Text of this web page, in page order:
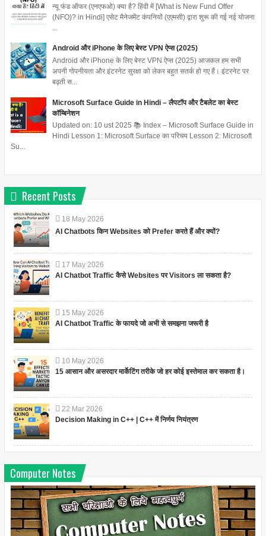
न्यू फंड ऑफर (एनएफओ) क्या है? हिंदी में [What is New Fund Offer
(NFO)? in Hindi] एसेट मैनेजमेंट कंपनियों (एएमसी) द्वारा शुरू की गई नई योजना
Android और iPhone के लिए बेस्ट VPN ऐप्स (2025)
Android और iPhone के लिए बेस्ट VPN ऐप्स (2025) आजकल हम सभी
अपनी गोपनीयता और इंटरनेट सुरक्षा को लेकर बहुत सतर्क हो गए हैं। इंटरनेट पर
बढ़ती स...
Microsoft Surface Guide in Hindi – लैपटॉप और टैबलेट का बेस्ट
कॉम्बिनेशन
Updated on: 10 ust 2025 📚 Index – Microsoft Surface Guide in
Hindi Lesson 1: Microsoft Surface का परिचय Lesson 2: Microsoft
Su...
Recent Posts
18 May 2026
AI Chatbots किन Websites को Prefer करते हैं और क्यों?
17 May 2026
AI Chatbot Traffic कैसे Websites पर Visitors ला सकता है?
15 May 2026
AI Chatbot Traffic के फायदे जो अभी से समझना जरूरी है
10 May 2026
15 आसान और असरदार मार्केटिंग तरीके जो हर कोई इस्तेमाल कर सकता है।
22 Mar 2026
Decision Making in C++ | C++ में निर्णय नियंत्रण
Computer Notes